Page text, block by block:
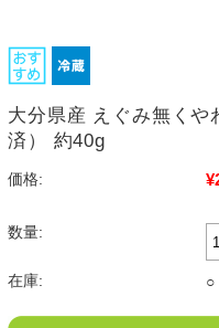
大分県産 えぐみ無くや
済） 約40g
価格:
数量:
在庫: ○